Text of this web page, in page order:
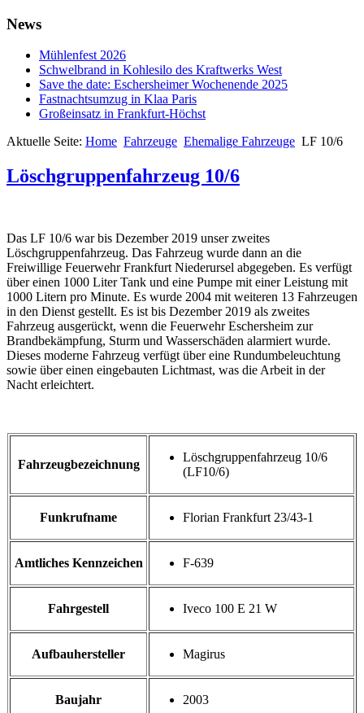
News
Mühlenfest 2026
Schwelbrand in Kohlesilo des Kraftwerks West
Save the date: Eschersheimer Wochenende 2025
Fastnachtsumzug in Klaa Paris
Großeinsatz in Frankfurt-Höchst
Aktuelle Seite: Home Fahrzeuge Ehemalige Fahrzeuge LF 10/6
Löschgruppenfahrzeug 10/6
Das LF 10/6 war bis Dezember 2019 unser zweites
Löschgruppenfahrzeug. Das Fahrzeug wurde dann an die
Freiwillige Feuerwehr Frankfurt Niederursel abgegeben. Es verfügt
über einen 1000 Liter Tank und eine Pumpe mit einer Leistung mit
1000 Litern pro Minute. Es wurde 2004 mit weiteren 13 Fahrzeugen
in den Dienst gestellt. Es ist bis Dezember 2019 als zweites
Fahrzeug ausgerückt, wenn die Feuerwehr Eschersheim zur
Brandbekämpfung, Sturm und Wasserschäden alarmiert wurde.
Dieses moderne Fahrzeug verfügt über eine Rundumbeleuchtung
sowie über einen eingebauten Lichtmast, was die Arbeit in der
Nacht erleichtert.
Fahrzeugbezeichnung
Löschgruppenfahrzeug 10/6
(LF10/6)
Funkrufname Florian Frankfurt 23/43-1
Amtliches Kennzeichen F-639
Fahrgestell Iveco 100 E 21 W
Aufbauhersteller Magirus
Baujahr 2003